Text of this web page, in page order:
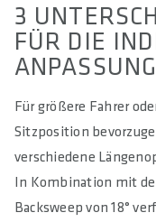
3
FÜR DIE
ANPASSUNG
Für größere Fahrer
Sitzposition
verschiedene
In Kombination mit
Backsweep von 18°